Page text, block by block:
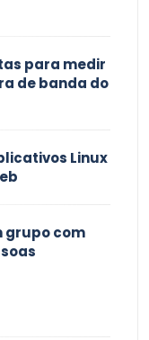
para medir
de banda do
Linux
grupo com